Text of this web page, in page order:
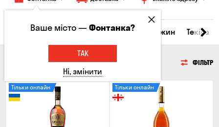
та настоянки Коньяки та бренді Джин Текіла
КОНЬЯКИ ТА БРЕНДІ ФІЛЬТР
Тільки онлайн Тільки онлайн
Ваше місто —Фонтанка?
ТАК
Ні, змінити